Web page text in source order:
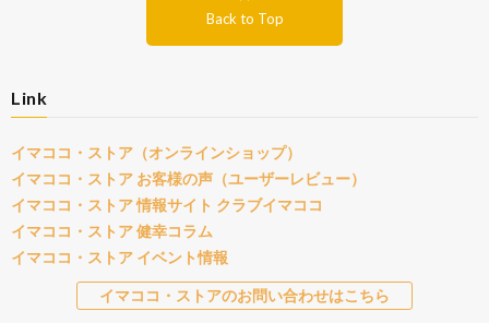
Back to Top
Link
イマココ・ストア（オンラインショップ）
イマココ・ストア お客様の声（ユーザーレビュー）
イマココ・ストア 情報サイト クラブイマココ
イマココ・ストア 健幸コラム
イマココ・ストア イベント情報
イマココ・ストアのお問い合わせはこちら